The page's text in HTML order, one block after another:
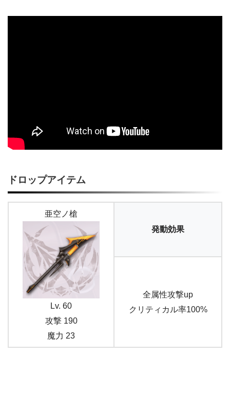
ドロップアイテム
亜空ノ槍
Lv. 60
攻撃 190
魔力 23
発動効果
全属性攻撃up
クリティカル率100%